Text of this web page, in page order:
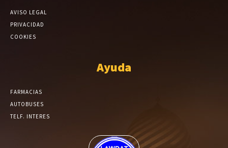
AVISO LEGAL
PRIVACIDAD
COOKIES
Ayuda
FARMACIAS
AUTOBUSES
TELF. INTERES